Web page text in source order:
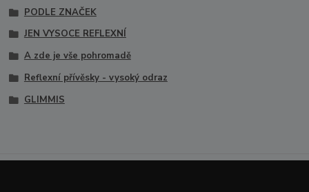
PODLE ZNAČEK
JEN VYSOCE REFLEXNÍ
A zde je vše pohromadě
Reflexní přívěsky - vysoký odraz
GLIMMIS